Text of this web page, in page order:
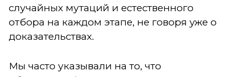
случайных мутаций и естественного
отбора на каждом этапе, не говоря уже о
доказательствах.
Мы часто указывали на то, что